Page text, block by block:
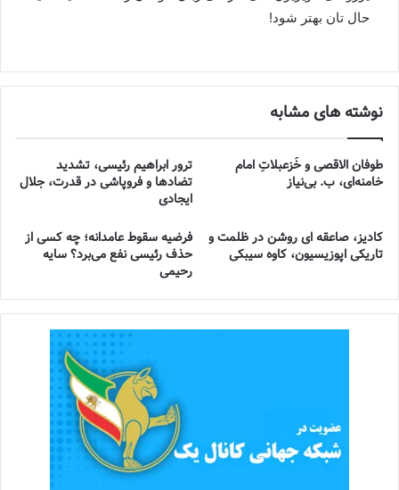
حال تان بهتر شود!
نوشته های مشابه
طوفان الاقصی و خُزعبلاتِ امام
خامنه‌ای، ب. بی‌نیاز
ترور ابراهیم رئیسی، تشدید
تضادها و فروپاشی در قدرت، جلال
ایجادی
کادیز، صاعقه ای روشن در ظلمت و
تاریکی اپوزیسیون، کاوه سیبکی
فرضیه سقوط عامدانه؛ چه کسی از
حذف رئیسی نفع می‌برد؟ سایه
رحیمی